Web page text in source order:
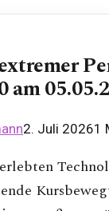
am
2. Juli 20261